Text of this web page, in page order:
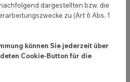
in der Branche trotzdem
du wissen musst.
dargestellten bzw. die
zu (Art 6 Abs. 1
können Sie jederzeit über
Cookie-Button für die